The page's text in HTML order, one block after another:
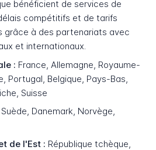
bénéficient de services de
compétitifs et de tarifs
grâce à des partenariats avec
et internationaux.
: France, Allemagne, Royaume-
Portugal, Belgique, Pays-Bas,
Suisse
Suède, Danemark, Norvège,
de l'Est : République tchèque,